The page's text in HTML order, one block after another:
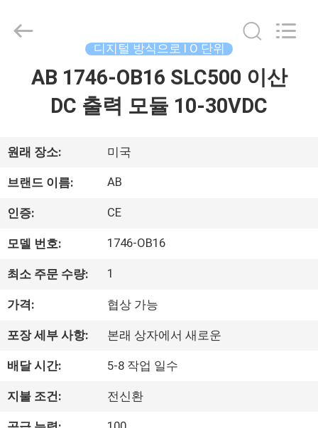
품
소
개
상
회
사
2026
디지털 방식으로 I O 단위
AB 1746-OB16 SLC500 이산
DC 출력 모듈 10-30VDC
원래 장소: 미국
브랜드 이름: AB
인증: CE
모델 번호: 1746-OB16
최소 주문 수량: 1
가격: 협상 가능
포장 세부 사항: 본래 상자에서 새로운
배달 시간: 5-8 작업 일수
지불 조건: 전신환